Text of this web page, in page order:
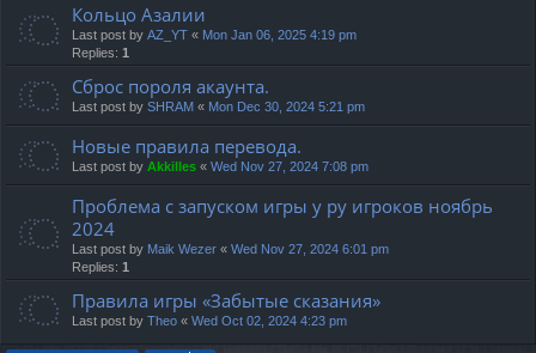
Кольцо Азалии
Last post by AZ_YT « Mon Jan 06, 2025 4:19 pm
Replies: 1
Сброс пороля акаунта.
Last post by SHRAM « Mon Dec 30, 2024 5:21 pm
Новые правила перевода.
Last post by Akkilles « Wed Nov 27, 2024 7:08 pm
Проблема с запуском игры у ру игроков ноябрь
2024
Last post by Maik Wezer « Wed Nov 27, 2024 6:01 pm
Replies: 1
Правила игры «Забытые сказания»
Last post by Theo « Wed Oct 02, 2024 4:23 pm